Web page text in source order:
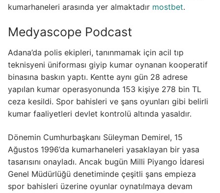
kumarhaneleri arasında yer almaktadır mostbet.
Medyascope Podcast
Adana’da polis ekipleri, tanınmamak için acil tıp
teknisyeni üniforması giyip kumar oynanan kooperatif
binasına baskın yaptı. Kentte aynı gün 28 adrese
yapılan kumar operasyonunda 153 kişiye 278 bin TL
ceza kesildi. Spor bahisleri ve şans oyunları gibi belirli
kumar faaliyetleri devlet kontrolü altında yasaldır.
Dönemin Cumhurbaşkanı Süleyman Demirel, 15
Ağustos 1996’da kumarhaneleri yasaklayan bir yasa
tasarısını onayladı. Ancak bugün Milli Piyango İdaresi
Genel Müdürlüğü denetiminde çeşitli şans empieza
spor bahisleri üzerine oyunlar oynatılmaya devam